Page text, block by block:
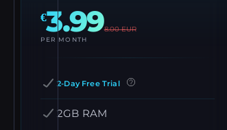
€3.998.00EUR
PER MONTH
2-Day Free Trial
2GB RAM